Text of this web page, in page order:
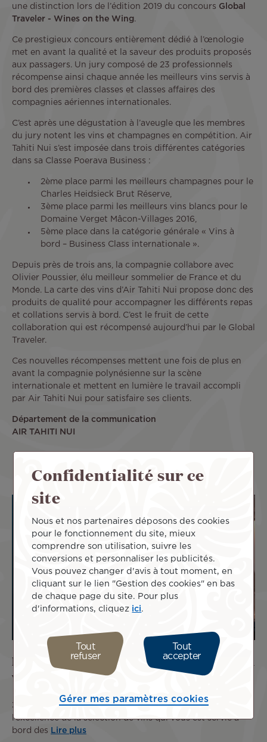
une distinction lors de l’édition 2019 du concours Global
Traveler - Wines on the Wing.
Ce prestigieux concours entièrement dédié à l’œnologie
met en avant la qualité et la saveur des produits proposés
aux passagers. Un jury composé de 23 professionnels
récompense ainsi chaque année les meilleurs vins servis à
bord des premières classes et classes affaires des
compagnies aériennes internationales.
C’est après une dégustation à l’aveugle que les membres
du jury notent les vins et champagnes en compétition. Air
Tahiti Nui s’est imposée dans trois différentes catégories
dans sa Classe Poerava Business :
2ème place parmi les meilleurs champagnes pour le
Charles Heidsieck Brut Réserve,
3ème place parmi les meilleurs vins blancs pour le
Domaine Verget Mâcon-Villages 2016,
5ème place dans la catégorie générale « Vins à
bord – Business Class internationale ».
Depuis près de trois ans, la compagnie collabore avec
Olivier Poussier, élu meilleur sommelier de France et du
Monde. La carte des vins d’Air Tahiti Nui propose donc des
produits de qualité pour accompagner les différents repas
et collations servis à bord. C’est le fruit de cette
collaboration qui est récompensé aujourd’hui par le Global
Traveler.
Ces nouvelles récompenses mettent une fois de plus en
avant la compagnie polynésienne sur la scène
internationale et mettent en lumière le travail accompli
par Air Tahiti Nui pour satisfaire ses clients.
Département de la communication
AIR TAHITI NUI
Les vins d’Air Tahiti Nui récompensés aux
Wines on the Wing Awards 2026
3 Aoû 2026
Air Tahiti Nui confirme cette année encore
l’excellence de la sélection de vins qui vous est servie à
bord des
Lire plus
Confidentialité sur ce
site
Nous et nos partenaires déposons des cookies
pour le fonctionnement du site, mieux
comprendre son utilisation, suivre les
conversions et personnaliser les publicités.
Vous pouvez changer d'avis à tout moment, en
cliquant sur le lien "Gestion des cookies" en bas
de chaque page du site. Pour plus
d'informations, cliquez ici
Tout
refuser
Tout
accepter
Gérer mes paramètres cookies